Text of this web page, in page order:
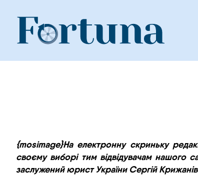
content
{mosimage}На електронну скриньку
своєму виборі тим відвідувачам нашого
заслужений юрист України Сергій